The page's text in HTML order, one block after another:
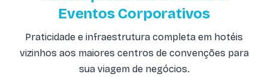
Eventos Corporativos
Praticidade e infraestrutura completa em hotéis
vizinhos aos maiores centros de convenções para
sua viagem de negócios.